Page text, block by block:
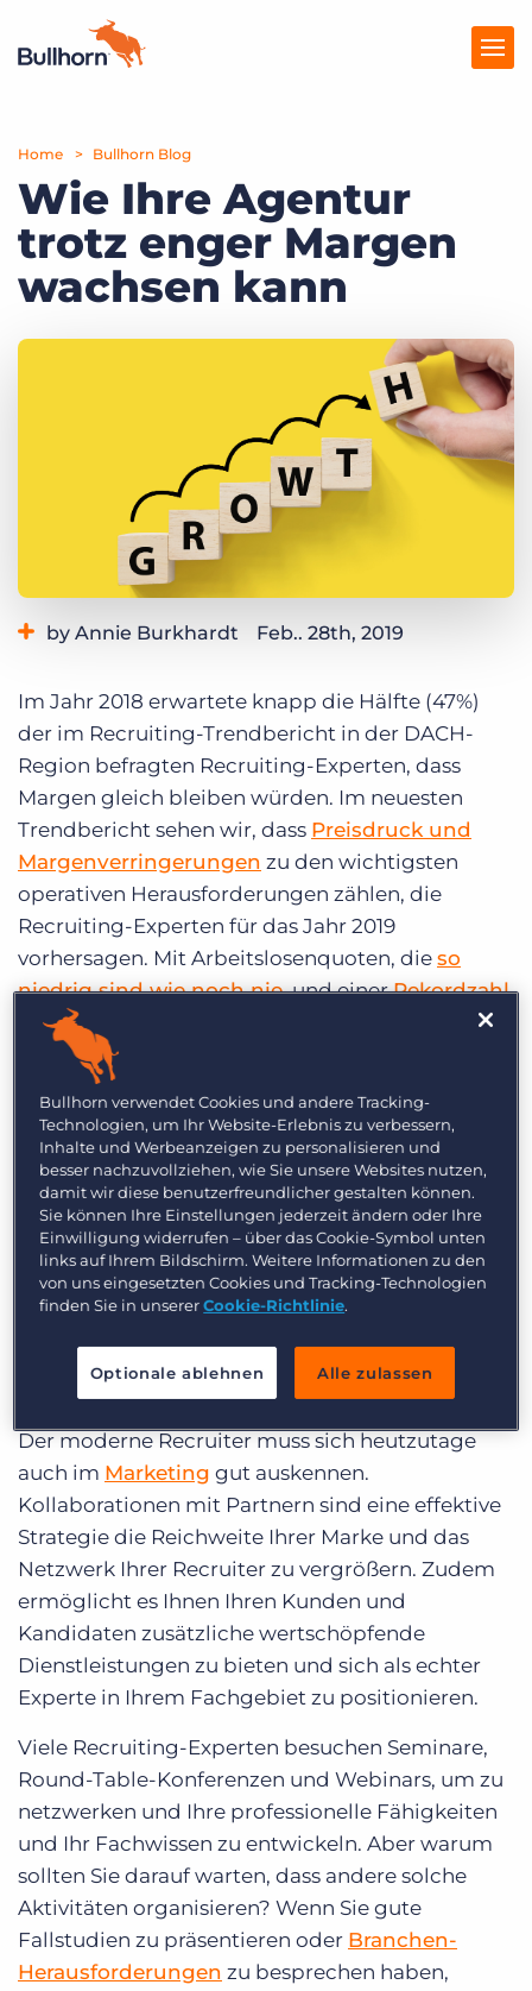
Produkte
Preise
Ressourcen
Demo anfragen
Home Bullhorn Blog
Wie Ihre Agentur
trotz enger Margen
wachsen kann
by Annie Burkhardt Feb.. 28th, 2019
Tags:
bullhorn Bullhorn CRM customer experience
marketing
recruitment
Recruitment Software
recruitment trends
social recruitment
trends UK recruitment
Im Jahr 2018 erwartete knapp die Hälfte (47%)
der im Recruiting-Trendbericht in der DACH-
Region befragten Recruiting-Experten, dass
Margen gleich bleiben würden. Im neuesten
Trendbericht sehen wir, dass Preisdruck und
Margenverringerungen zu den wichtigsten
operativen Herausforderungen zählen, die
Recruiting-Experten für das Jahr 2019
vorhersagen. Mit Arbeitslosenquoten, die so
niedrig sind wie noch nie, und einerRekordzahl
an neu gegründeten Personalagenturen im
vergangenen Jahr
nach Erwartung nur noch weiter zunehmen.
Wie also, kann Ihre Agentur Wachstum auf
sowohl finanzieller als auch auf Mitarbeiterebene
erreichen? Inspiriert von diesem
aufschlussreichenArtikelvon Sonovate in The
Recruitment Networksammeln wir hier einige
wichtige Tipps.
Marketing für Ihre Agentur
betreiben
Der moderne Recruiter muss sich heutzutage
auch im Marketing gut auskennen.
Kollaborationen mit Partnern sind eine effektive
Strategie die Reichweite Ihrer Marke und das
Netzwerk Ihrer Recruiter zu vergrößern. Zudem
ermöglicht es Ihnen Ihren Kunden und
Kandidaten zusätzliche wertschöpfende
Dienstleistungen zu bieten und sich als echter
Experte in Ihrem Fachgebiet zu positionieren.
Viele Recruiting-Experten besuchen Seminare,
Round-Table-Konferenzen und Webinars, um zu
netzwerken und Ihre professionelle Fähigkeiten
und Ihr Fachwissen zu entwickeln. Aber warum
sollten Sie darauf warten, dass andere solche
Aktivitäten organisieren? Wenn Sie gute
Fallstudien zu präsentieren oder Branchen-
Herausforderungen zu besprechen haben,
Bullhorn verwendet Cookies und andere Tracking-
Technologien, um Ihr Website-Erlebnis zu verbessern,
Inhalte und Werbeanzeigen zu personalisieren und
besser nachzuvollziehen, wie Sie unsere Websites nutzen,
damit wir diese benutzerfreundlicher gestalten können.
Sie können Ihre Einstellungen jederzeit ändern oder Ihre
Einwilligung widerrufen – über das Cookie-Symbol unten
links auf Ihrem Bildschirm. Weitere Informationen zu den
von uns eingesetzten Cookies und Tracking-Technologien
finden Sie in unsererCookie-Richtlinie.
Optionale ablehnen Alle zulassen